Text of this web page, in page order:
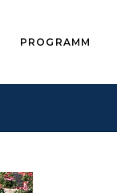
PROGRAMM